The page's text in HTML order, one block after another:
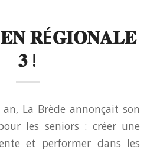
𝐑É𝐆𝐈𝐎𝐍𝐀𝐋𝐄
𝟑 !
La Brède annonçait son
les seniors : créer une
et performer dans les